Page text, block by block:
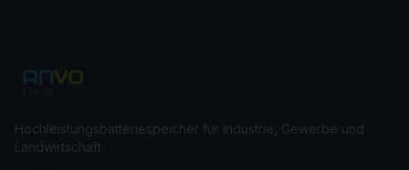
Hochleistungsbatteriespeicher für Industrie, Gewerbe und
Landwirtschaft.